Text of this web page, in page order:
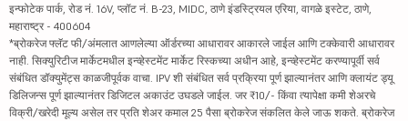
इन्फोटेक पार्क, रोड नं. 16V, प्लॉट नं. B-23, MIDC, ठाणे इंडस्ट्रियल एरिया, वागळे इस्टेट, ठाणे,
महाराष्ट्र - 400604
*ब्रोकरेज फ्लॅट फी/अंमलात आणलेल्या ऑर्डरच्या आधारावर आकारले जाईल आणि टक्केवारी आधारावर
नाही. सिक्युरिटीज मार्केटमधील इन्व्हेस्टमेंट मार्केट रिस्कच्या अधीन आहे, इन्व्हेस्टमेंट करण्यापूर्वी सर्व
संबंधित डॉक्युमेंट्स काळजीपूर्वक वाचा. IPV शी संबंधित सर्व प्रक्रिया पूर्ण झाल्यानंतर आणि क्लायंट ड्यू
डिलिजन्स पूर्ण झाल्यानंतर डिजिटल अकाउंट उघडले जाईल. जर ₹10/- किंवा त्यापेक्षा कमी शेअरचे
विक्री/खरेदी मूल्य असेल तर प्रति शेअर कमाल 25 पैसा ब्रोकरेज संकलित केले जाऊ शकते. ब्रोकरेज